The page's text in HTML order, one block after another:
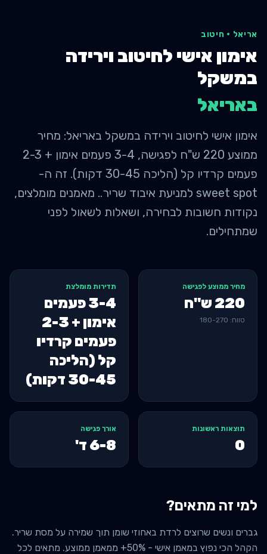
אריאל · חיטוב
אימון אישי לחיטוב וירידה
במשקל
באריאל
אימון אישי לחיטוב וירידה במשקל באריאל: מחיר
ממוצע 220 ש"ח לפגישה, 3-4 פעמים אימון + 2-3
פעמים קרדיו קל (הליכה 30-45 דקות). זה ה-
sweet spot למניעת איבוד שריר.. מאמנים מומלצים,
נקודות חשובות לבחירה, ושאלות לשאול לפני
שמתחילים.
מחיר ממוצע לפגישה
220 ש"ח
טווח: 180-270
תדירות מומלצת
3-4 פעמים
אימון + 2-3
פעמים קרדיו
קל (הליכה
30-45 דקות)
תוצאות ראשונות
0
אורך פגישה
6-8 ד'
למי זה מתאים?
גברים ונשים שרוצים לרדת באחוזי שומן תוך שמירה על מסת שריר.
הקהל הכי נפוץ במאמן אישי - 50%+ ממאמן ממוצע. מתאים לכל